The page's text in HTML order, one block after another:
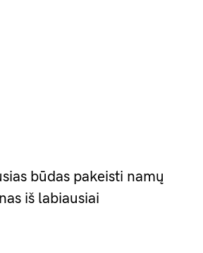
būdas pakeisti namų
iš labiausiai